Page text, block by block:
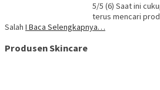
5/5 (6) Saat ini
terus mencari
Salah I Baca Selengkapnya…
Produsen Skincare